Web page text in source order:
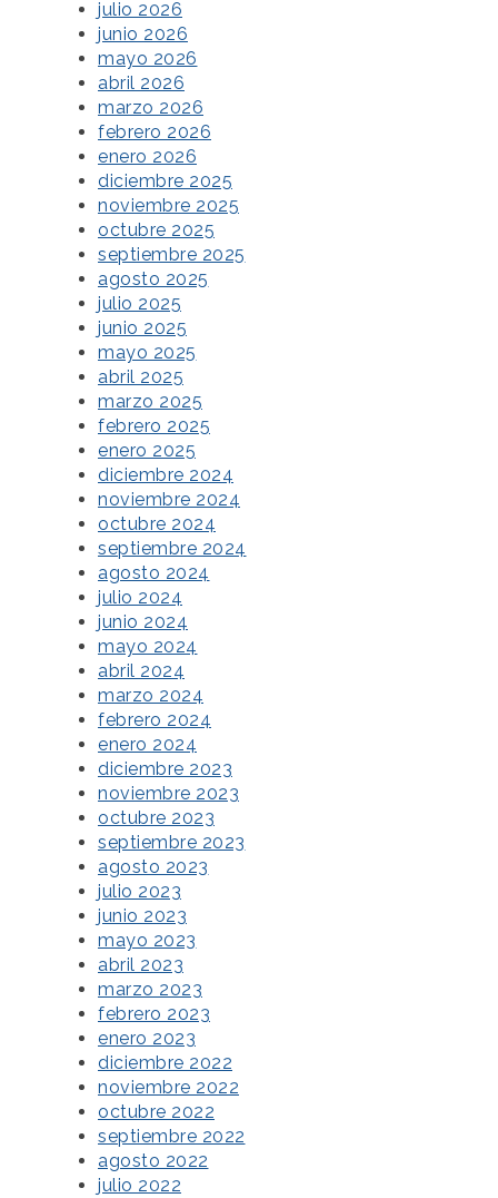
julio 2026
junio 2026
mayo 2026
abril 2026
marzo 2026
febrero 2026
enero 2026
diciembre 2025
noviembre 2025
octubre 2025
septiembre 2025
agosto 2025
julio 2025
junio 2025
mayo 2025
abril 2025
marzo 2025
febrero 2025
enero 2025
diciembre 2024
noviembre 2024
octubre 2024
septiembre 2024
agosto 2024
julio 2024
junio 2024
mayo 2024
abril 2024
marzo 2024
febrero 2024
enero 2024
diciembre 2023
noviembre 2023
octubre 2023
septiembre 2023
agosto 2023
julio 2023
junio 2023
mayo 2023
abril 2023
marzo 2023
febrero 2023
enero 2023
diciembre 2022
noviembre 2022
octubre 2022
septiembre 2022
agosto 2022
julio 2022